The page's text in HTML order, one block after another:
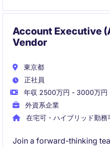
Account Executive
Vendor
東京都
正社員
年収 2500万円 - 3000万円
外資系企業
在宅可・ハイブリッド勤務
Join a forward-thinking